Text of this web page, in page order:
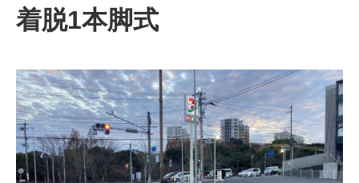
株式会社吾妻商会 会
社案内
製品・サービス
給油カード
(ガソリンカード)
コークス・鋳物
着脱1本脚式